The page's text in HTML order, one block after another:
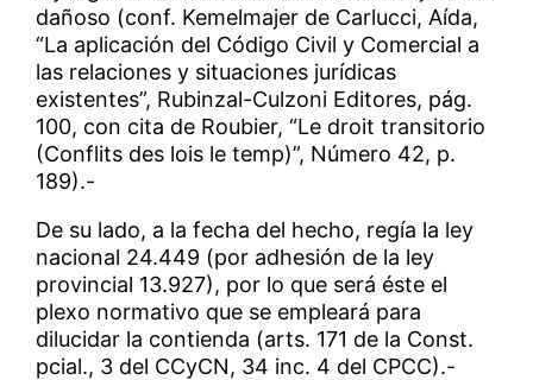
dañoso (conf. Kemelmajer de Carlucci, Aída,
“La aplicación del Código Civil y Comercial a
las relaciones y situaciones jurídicas
existentes”, Rubinzal-Culzoni Editores, pág.
100, con cita de Roubier, “Le droit transitorio
(Conflits des lois le temp)”, Número 42, p.
189).-
De su lado, a la fecha del hecho, regía la ley
nacional 24.449 (por adhesión de la ley
provincial 13.927), por lo que será éste el
plexo normativo que se empleará para
dilucidar la contienda (arts. 171 de la Const.
pcial., 3 del CCyCN, 34 inc. 4 del CPCC).-